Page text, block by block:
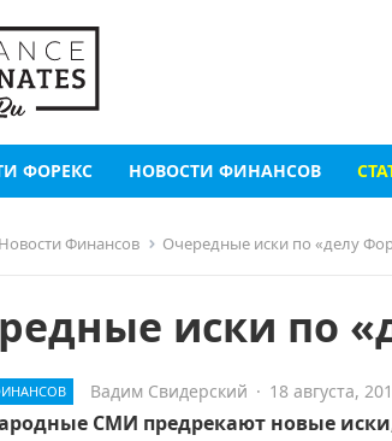
ФОРЕКС НОВОСТИ ФИНАНСОВ
Новости Финансов Очередные иски по «делу
иски по
Вадим Свидерский · 18 августа,
СМИ предрекают новые